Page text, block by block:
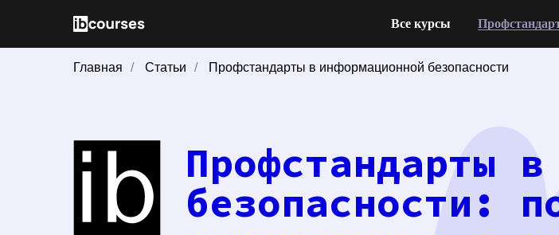
Все курсы
Главная / Статьи / Профстандарты в информационной безопасности
Профстандарты
безопасности: